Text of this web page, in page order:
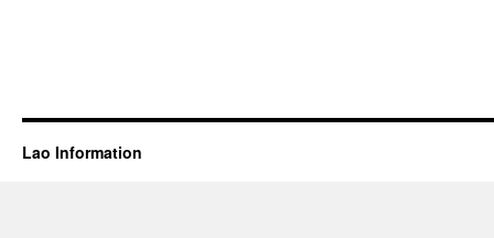
Lao Information